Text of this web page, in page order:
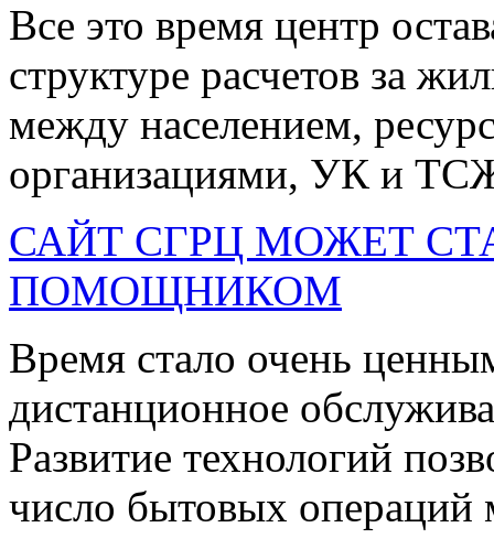
Все это время центр
структуре расчетов за
между населением,
организациями, УК и
САЙТ СГРЦ МОЖЕТ
ПОМОЩНИКОМ
Время стало очень
дистанционное
Развитие технологий
число бытовых